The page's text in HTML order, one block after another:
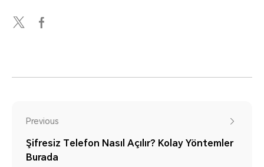
Previous
Şifresiz Telefon Nasıl Açılır? Kolay Yöntemler
Burada